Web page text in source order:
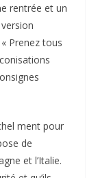
rentrée et un
Prenez tous
ment pour
de
et l’Italie.